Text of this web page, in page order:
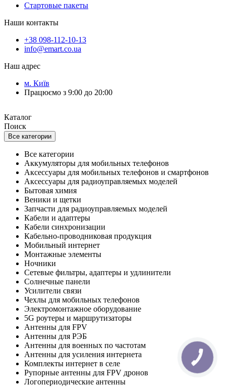
Стартовые пакеты
Наши контакты
+38 098-112-10-13
info@emart.co.ua
Наш адрес
м. Київ
Працюємо з 9:00 до 20:00
Каталог
Поиск
Все категории
Все категории
Аккумуляторы для мобильных телефонов
Аксессуары для мобильных телефонов и смартфонов
Аксессуары для радиоуправляемых моделей
Бытовая химия
Веники и щетки
Запчасти для радиоуправляемых моделей
Кабели и адаптеры
Кабели синхронизации
Кабельно-проводниковая продукция
Мобильный интернет
Монтажные элементы
Ночники
Сетевые фильтры, адаптеры и удлинители
Солнечные панели
Усилители связи
Чехлы для мобильных телефонов
Электромонтажное оборудование
5G роутеры и маршрутизаторы
Антенны для FPV
Антенны для РЭБ
Антенны для военных по частотам
Антенны для усиления интернета
Комплекты интернет в селе
Рупорные антенны для FPV дронов
Логопериодические антенны
КНОПКА
ЗВ'ЯЗКУ